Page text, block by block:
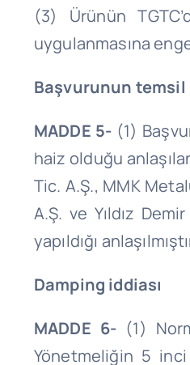
(3) Ürünün
uygulanmasına
Başvurunun
MADDE 5- (1)
haiz olduğu
Tic. A.Ş., MMK
A.Ş. ve Yıldız
yapıldığı
Damping iddiası
MADDE 6- (1)
Yönetmeliğin 5